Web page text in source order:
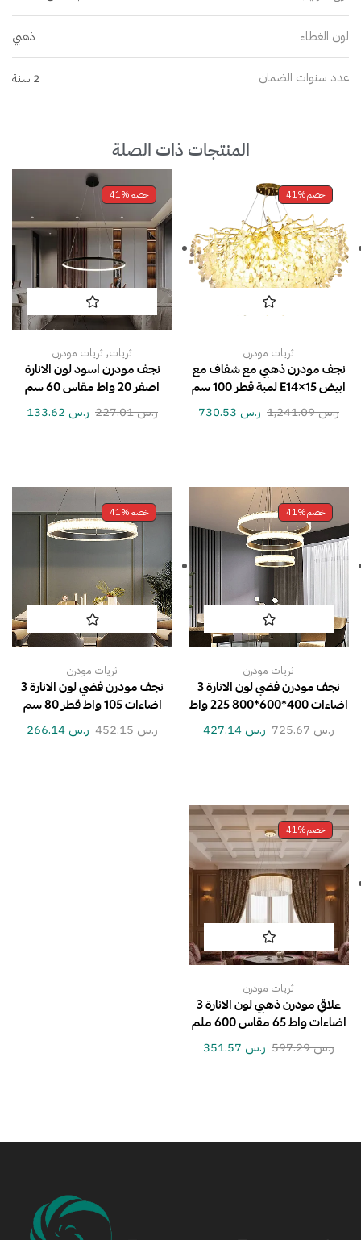
لون الغطاء ذهبي
عدد سنوات الضمان 2 سنة
المنتجات ذات الصلة
خصم41%
ثريات مودرن
نجف مودرن ذهبي مع شفاف مع
ابيض E14×15 لمبة قطر 100 سم
ر.س1,241.09 ر.س
خصم41%
ثريات, ثريات مودرن
نجف مودرن اسود لون الانارة
اصفر 20 واط مقاس 60 سم
ر.س227.01 ر.س
خصم41%
ثريات مودرن
نجف مودرن فضي لون الانارة 3
اضاءات 400*600*800 225 واط
ر.س725.67 ر.س
خصم41%
ثريات مودرن
نجف مودرن فضي لون الانارة 3
اضاءات 105 واط قطر 80 سم
ر.س452.15 ر.س
خصم41%
ثريات مودرن
علاقي مودرن ذهبي لون الانارة 3
اضاءات واط 65 مقاس 600 ملم
ر.س597.29 ر.س